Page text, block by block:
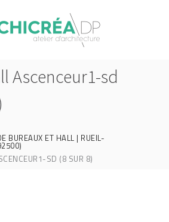
Ascenceur1-sd
BUREAUX ET HALL | RUEIL-
SD (8 SUR 8)